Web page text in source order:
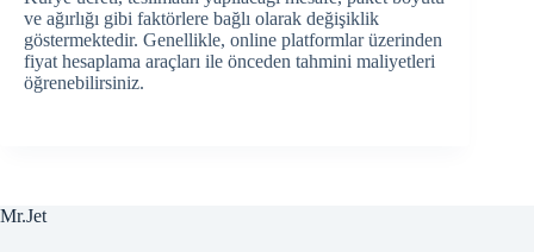
ve ağırlığı gibi faktörlere bağlı olarak değişiklik
göstermektedir. Genellikle, online platformlar üzerinden
fiyat hesaplama araçları ile önceden tahmini maliyetleri
öğrenebilirsiniz.
Mr.Jet